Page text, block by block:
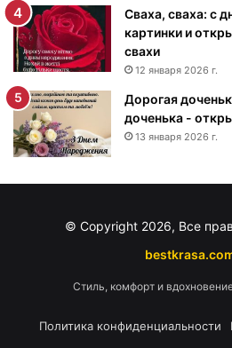
е
н
и
я
м
у
ж
ч
и
Сваха, сваха: с
картинки и
свахи
12 января 2026 г.
Дорогая
доченька -
13 января 2026 г.
© Copyright 2026, Все
Стиль, комфорт и
Политика конфиденциальности